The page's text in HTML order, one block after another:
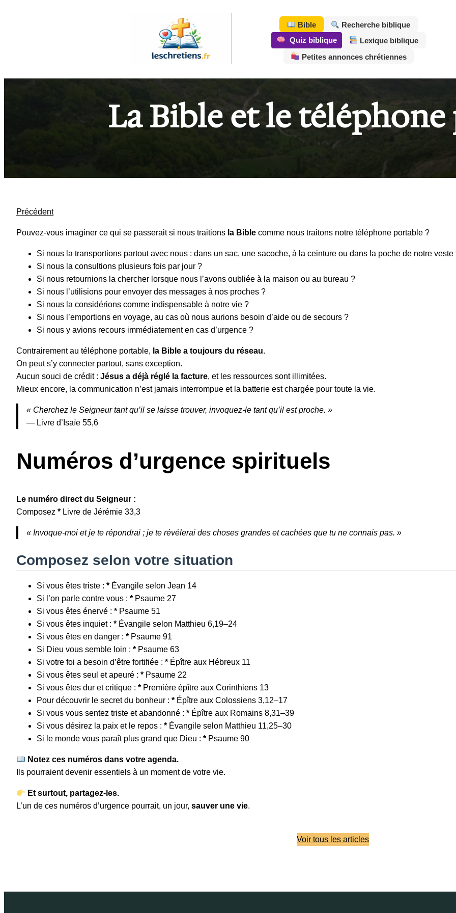
Bible
Recherche biblique
Quiz biblique
Lexique biblique
Petites annonces chrétiennes
La Bible et le
Précédent
Pouvez-vous imaginer ce qui se passerait si nous traitions la Bible comme nous traitons notre téléphone portable ?
Si nous la transportions partout avec nous : dans un sac, une sacoche, à la ceinture ou dans la poche de notre veste
Si nous la consultions plusieurs fois par jour ?
Si nous retournions la chercher lorsque nous l’avons oubliée à la maison ou au bureau ?
Si nous l’utilisions pour envoyer des messages à nos proches ?
Si nous la considérions comme indispensable à notre vie ?
Si nous l’emportions en voyage, au cas où nous aurions besoin d’aide ou de secours ?
Si nous y avions recours immédiatement en cas d’urgence ?
Contrairement au téléphone portable, la Bible a toujours du réseau.
On peut s’y connecter partout, sans exception.
Aucun souci de crédit : Jésus a déjà réglé la facture, et les ressources sont illimitées.
Mieux encore, la communication n’est jamais interrompue et la batterie est chargée pour toute la vie.
« Cherchez le Seigneur tant qu’il se laisse trouver, invoquez-le tant qu’il est proche. »
— Livre d’Isaïe 55,6
Numéros d’urgence spirituels
Le numéro direct du Seigneur :
Composez * Livre de Jérémie 33,3
« Invoque-moi et je te répondrai ; je te révélerai des choses grandes et cachées que tu ne connais pas. »
Composez selon votre situation
Si vous êtes triste : * Évangile selon Jean 14
Si l’on parle contre vous : * Psaume 27
Si vous êtes énervé : * Psaume 51
Si vous êtes inquiet : * Évangile selon Matthieu 6,19–24
Si vous êtes en danger : * Psaume 91
Si Dieu vous semble loin : * Psaume 63
Si votre foi a besoin d’être fortifiée : * Épître aux Hébreux 11
Si vous êtes seul et apeuré : * Psaume 22
Si vous êtes dur et critique : * Première épître aux Corinthiens 13
Pour découvrir le secret du bonheur : * Épître aux Colossiens 3,12–17
Si vous vous sentez triste et abandonné : * Épître aux Romains 8,31–39
Si vous désirez la paix et le repos : * Évangile selon Matthieu 11,25–30
Si le monde vous paraît plus grand que Dieu : * Psaume 90
Notez ces numéros dans votre agenda.
Ils pourraient devenir essentiels à un moment de votre vie.
Et surtout, partagez-les.
L’un de ces numéros d’urgence pourrait, un jour, sauver une vie.
Voir tous les articles